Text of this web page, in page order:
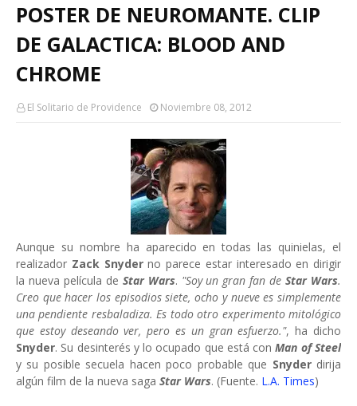
POSTER DE NEUROMANTE. CLIP
DE GALACTICA: BLOOD AND
CHROME
El Solitario de Providence Noviembre 08, 2012
Aunque su nombre ha aparecido en todas las quinielas, el
realizador Zack Snyderno parece estar interesado en dirigir
la nueva película de Star Wars. "Soy un gran fan deStar Wars.
Creo que hacer los episodios siete, ocho y nueve es simplemente
una pendiente resbaladiza. Es todo otro experimento mitológico
que estoy deseando ver, pero es un gran esfuerzo.", ha dicho
Snyder. Su desinterés y lo ocupado que está conMan of Steel
y su posible secuela hacen poco probable que Snyder dirija
algún film de la nueva saga Star Wars. (Fuente. L.A. Times)